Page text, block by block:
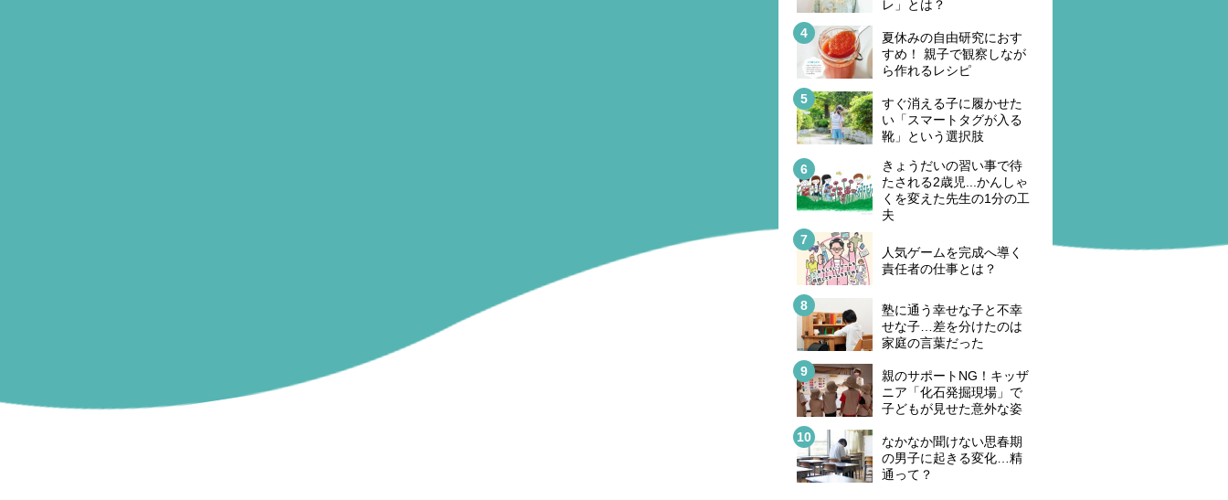
レ」とは？
夏休みの自由研究におす
すめ！ 親子で観察しなが
ら作れるレシピ
すぐ消える子に履かせた
い「スマートタグが入る
靴」という選択肢
きょうだいの習い事で待
たされる2歳児...かんしゃ
くを変えた先生の1分の工
夫
人気ゲームを完成へ導く
責任者の仕事とは？
塾に通う幸せな子と不幸
せな子…差を分けたのは
家庭の言葉だった
親のサポートNG！キッザ
ニア「化石発掘現場」で
子どもが見せた意外な姿
なかなか聞けない思春期
の男子に起きる変化…精
通って？